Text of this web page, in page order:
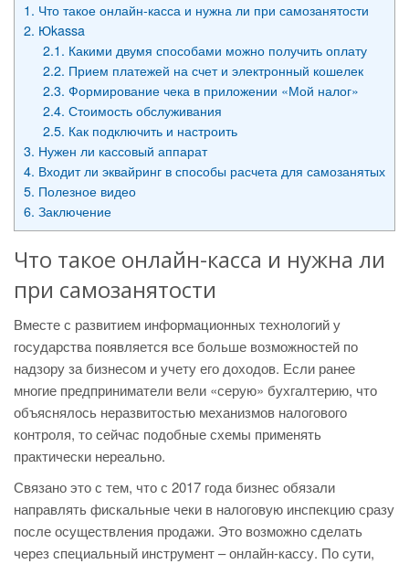
1. Что такое онлайн-касса и нужна ли при самозанятости
2. Юkassa
2.1. Какими двумя способами можно получить оплату
2.2. Прием платежей на счет и электронный кошелек
2.3. Формирование чека в приложении «Мой налог»
2.4. Стоимость обслуживания
2.5. Как подключить и настроить
3. Нужен ли кассовый аппарат
4. Входит ли эквайринг в способы расчета для самозанятых
5. Полезное видео
6. Заключение
Что такое онлайн-касса и нужна ли
при самозанятости
Вместе с развитием информационных технологий у
государства появляется все больше возможностей по
надзору за бизнесом и учету его доходов. Если ранее
многие предприниматели вели «серую» бухгалтерию, что
объяснялось неразвитостью механизмов налогового
контроля, то сейчас подобные схемы применять
практически нереально.
Связано это с тем, что с 2017 года бизнес обязали
направлять фискальные чеки в налоговую инспекцию сразу
после осуществления продажи. Это возможно сделать
через специальный инструмент – онлайн-кассу. По сути,